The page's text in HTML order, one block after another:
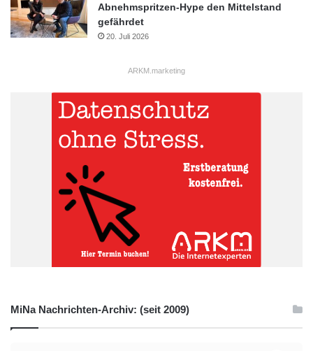
Abnehmspritzen-Hype den Mittelstand
gefährdet
20. Juli 2026
ARKM.marketing
MiNa Nachrichten-Archiv: (seit 2009)